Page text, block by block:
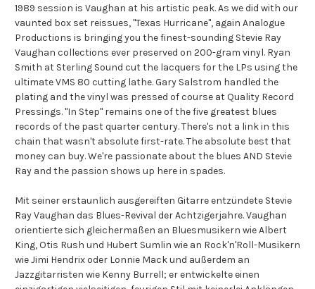
1989 session is Vaughan at his artistic peak. As we did with our
vaunted box set reissues, "Texas Hurricane", again Analogue
Productions is bringing you the finest-sounding Stevie Ray
Vaughan collections ever preserved on 200-gram vinyl. Ryan
Smith at Sterling Sound cut the lacquers for the LPs using the
ultimate VMS 80 cutting lathe. Gary Salstrom handled the
plating and the vinyl was pressed of course at Quality Record
Pressings. "In Step" remains one of the five greatest blues
records of the past quarter century. There's not a link in this
chain that wasn't absolute first-rate. The absolute best that
money can buy. We're passionate about the blues AND Stevie
Ray and the passion shows up here in spades.
Mit seiner erstaunlich ausgereiften Gitarre entzündete Stevie
Ray Vaughan das Blues-Revival der Achtzigerjahre. Vaughan
orientierte sich gleichermaßen an Bluesmusikern wie Albert
King, Otis Rush und Hubert Sumlin wie an Rock'n'Roll-Musikern
wie Jimi Hendrix oder Lonnie Mack und außerdem an
Jazzgitarristen wie Kenny Burrell; er entwickelte einen